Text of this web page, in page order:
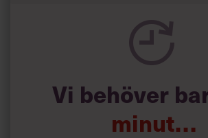
är också populära och ligger på en 6:e,
De företag som rasat i rankingen ligger
finanssektorn. Carnegie har drabbats
med 35 placeringar jämfört med förra
Vi behöver
minut…